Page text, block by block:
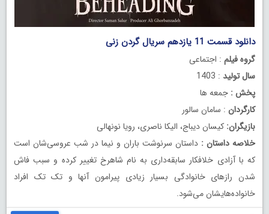
دانلود قسمت 11 یازدهم سریال گردن زنی
گروه فیلم : اجتماعی
سال تولید : 1403
پخش : جمعه ها
کارگردان : سامان سالور
بازیگران: کیسان دیباج، الیکا ناصری، رویا نونهالی
خلاصه داستان : داستان سرنوشت باران و نیما در شب عروسی‌شان است
که با آزادی خلافکار سابقه‌داری به نام شاهرخ تغییر کرده و سبب فاش
شدن رازهای خانوادگی بسیار زیادی پیرامون آنها و تک تک افراد
خانواده‌هایشان می‌شود.